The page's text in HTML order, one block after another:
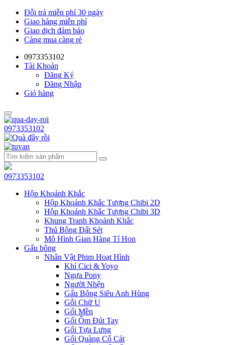
Đỗi trả miễn phí 30 ngày
Giao hàng miễn phí
Giao dịch đảm bảo
Càng mua càng rẻ
0973353102
Tài Khoản
Đăng Ký
Đăng Nhập
Giỏ hàng
0973353102
0973353102
Hộp Khoảnh Khắc
Hộp Khoảnh Khắc Tượng Chibi 2D
Hộp Khoảnh Khắc Tượng Chibi 3D
Khung Tranh Khoảnh Khắc
Thú Bông Đất Sét
Mô Hình Gian Hàng Tí Hon
Gấu bông
Nhân Vật Phim Hoạt Hình
Khỉ Cici & Yoyo
Ngựa Pony
Người Nhện
Gấu Bông Siêu Anh Hùng
Gỗi Chữ U
Gối Mền
Gối Ôm Đút Tay
Gối Tựa Lưng
Gối Quàng Cổ Cát